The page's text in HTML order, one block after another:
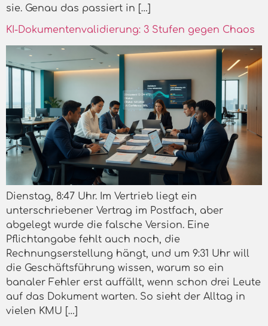
sie. Genau das passiert in […]
KI-Dokumentenvalidierung: 3 Stufen gegen Chaos
Dienstag, 8:47 Uhr. Im Vertrieb liegt ein
unterschriebener Vertrag im Postfach, aber
abgelegt wurde die falsche Version. Eine
Pflichtangabe fehlt auch noch, die
Rechnungserstellung hängt, und um 9:31 Uhr will
die Geschäftsführung wissen, warum so ein
banaler Fehler erst auffällt, wenn schon drei Leute
auf das Dokument warten. So sieht der Alltag in
vielen KMU […]